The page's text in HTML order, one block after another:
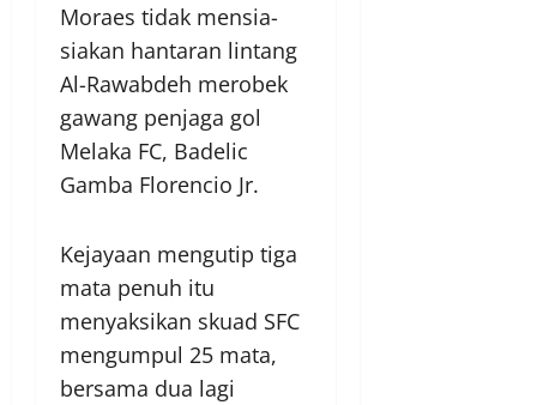
Moraes tidak mensia-
siakan hantaran lintang
Al-Rawabdeh merobek
gawang penjaga gol
Melaka FC, Badelic
Gamba Florencio Jr.
Kejayaan mengutip tiga
mata penuh itu
menyaksikan skuad SFC
mengumpul 25 mata,
bersama dua lagi